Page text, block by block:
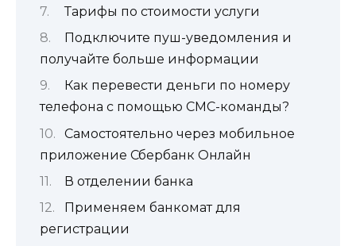
Тарифы по стоимости услуги
Подключите пуш-уведомления и
получайте больше информации
Как перевести деньги по номеру
телефона с помощью СМС-команды?
Самостоятельно через мобильное
приложение Сбербанк Онлайн
В отделении банка
Применяем банкомат для
регистрации